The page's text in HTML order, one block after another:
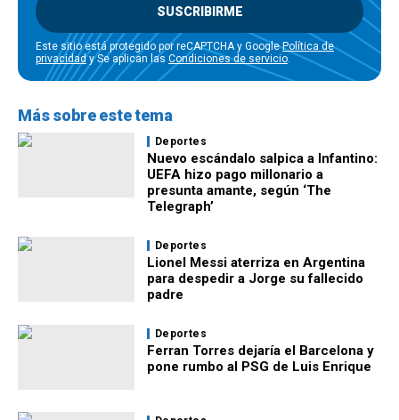
SUSCRIBIRME
Este sitio está protegido por reCAPTCHA y GooglePolítica de
privacidady Se aplican las Condiciones de servicio
Más sobre este tema
Deportes
Nuevo escándalo salpica a Infantino:
UEFA hizo pago millonario a
presunta amante, según ‘The
Telegraph’
Deportes
Lionel Messi aterriza en Argentina
para despedir a Jorge su fallecido
padre
Deportes
Ferran Torres dejaría el Barcelona y
pone rumbo al PSG de Luis Enrique